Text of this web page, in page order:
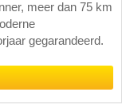
meer dan 75 km
gegarandeerd.